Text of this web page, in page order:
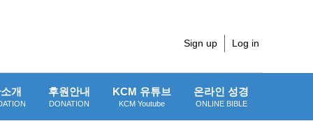
Sign up Log in
개 후원안내
DONATION
KCM 유튜브
KCM Youtube
온라인 성경
ONLINE BIBLE